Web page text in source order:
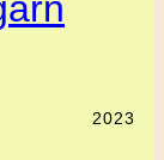
2023